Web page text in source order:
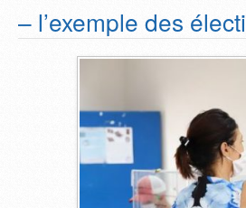
– l’exemple des